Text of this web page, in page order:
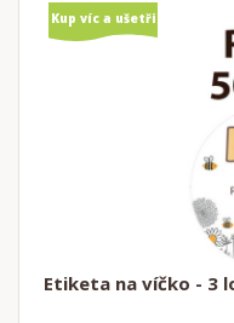
Kup víc a ušetři
Etiketa na víčko - 3